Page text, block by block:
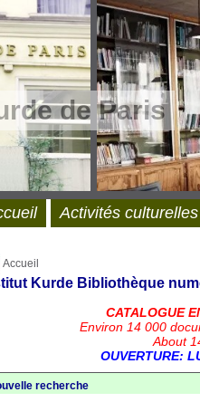
de Paris
Accueil
Kurde Bibliothèque
CATALOGUE
Environ 14 000
About
OUVERTURE:
recherche
Activités culturelles